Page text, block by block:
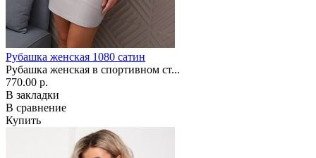
Рубашка женская 1080 сатин
Рубашка женская в спортивном ст...
770.00 р.
В закладки
В сравнение
Купить